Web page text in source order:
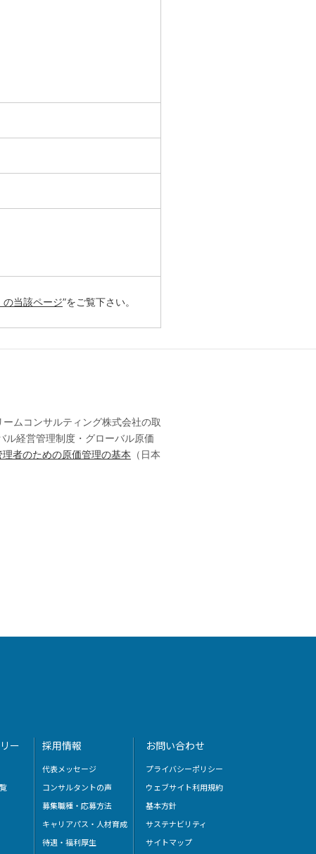
当該ページ”をご覧下さい。
ムコンサルティング株式会社の取
経営管理制度・グローバル原価
理者のための原価管理の基本 （日本
ー 採用情報
代表メッセージ
コンサルタントの声
募集職種・応募方法
キャリアパス・人材育成
待遇・福利厚生
お問い合わせ
プライバシーポリシー
ウェブサイト利用規約
基本方針
サステナビリティ
サイトマップ